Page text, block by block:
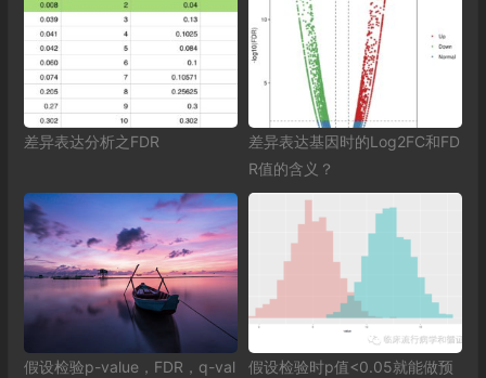
差异表达分析之FDR
差异表达基因时的Log2FC和FD
R值的含义？
假设检验p-value，FDR，q-val
假设检验时p值<0.05就能做预